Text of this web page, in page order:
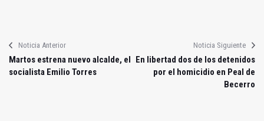
Noticia Anterior
Martos estrena nuevo alcalde, el
socialista Emilio Torres
Noticia Siguiente
En libertad dos de los detenidos
por el homicidio en Peal de
Becerro